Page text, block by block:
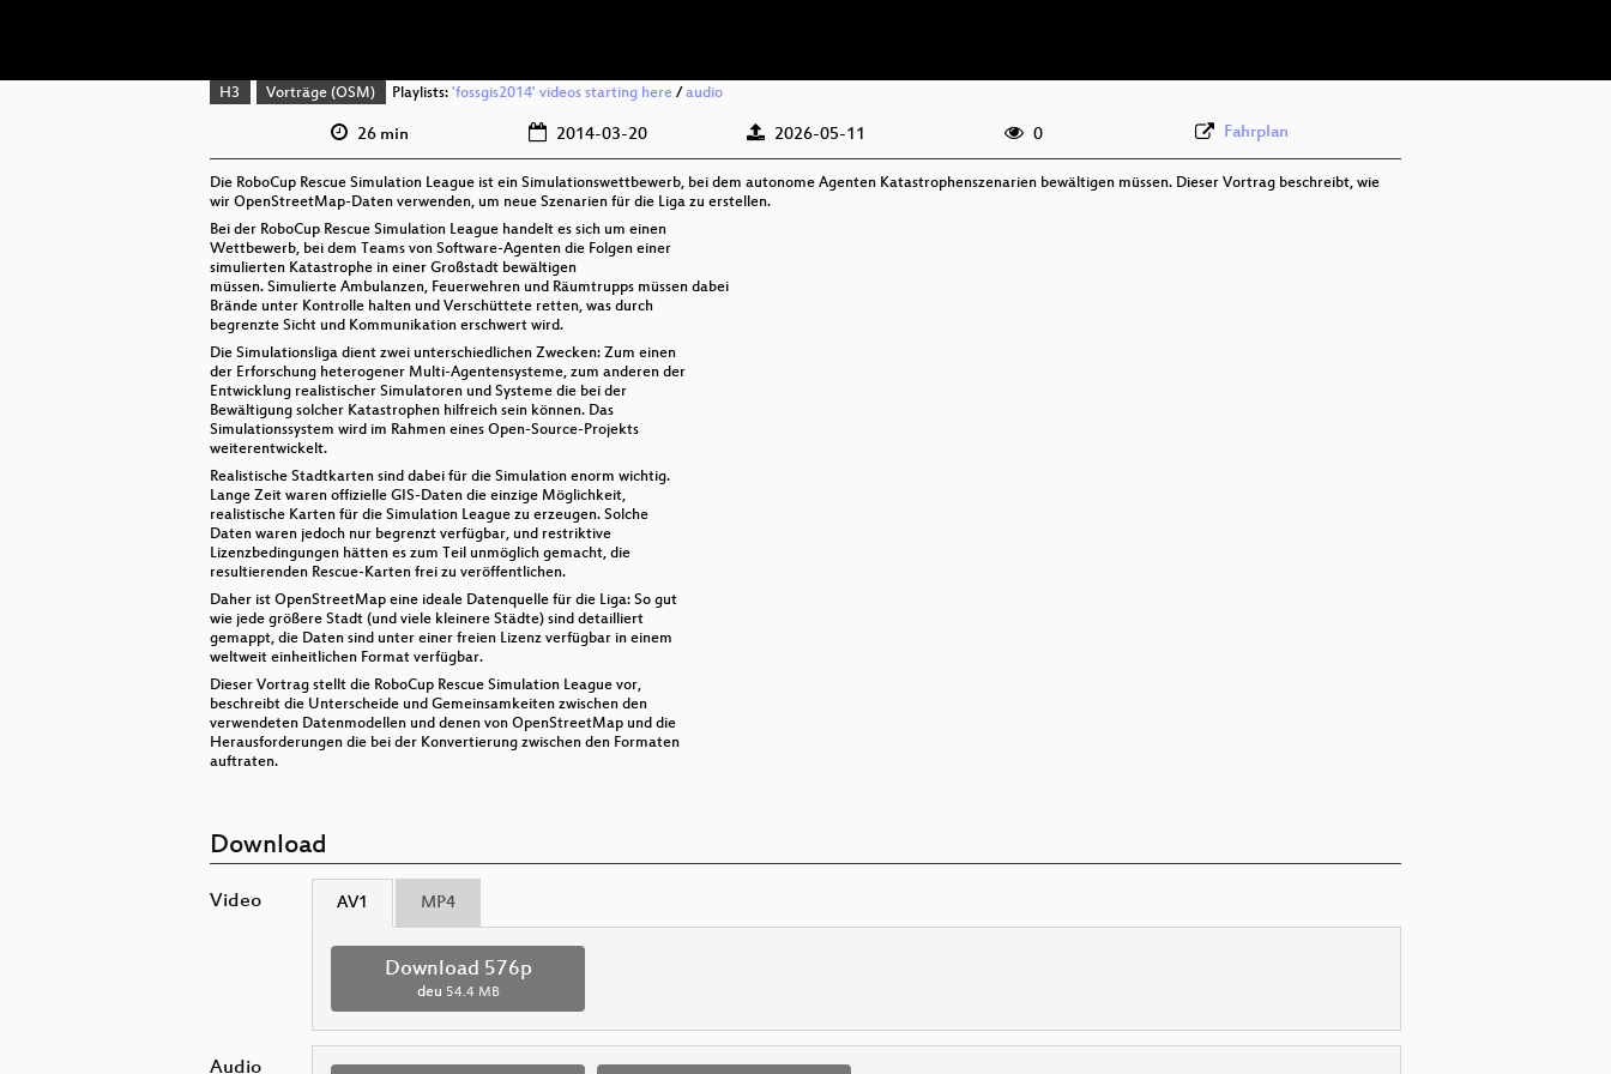
H3 Vorträge (OSM) Playlists: 'fossgis2014' videos starting here/ audio
26 min 2014-03-20 2026-05-11 0 Fahrplan
Die RoboCup Rescue Simulation League ist ein Simulationswettbewerb, bei dem autonome Agenten Katastrophenszenarien bewältigen müssen. Dieser Vortrag beschreibt, wie
wir OpenStreetMap-Daten verwenden, um neue Szenarien für die Liga zu erstellen.
Bei der RoboCup Rescue Simulation League handelt es sich um einen
Wettbewerb, bei dem Teams von Software-Agenten die Folgen einer
simulierten Katastrophe in einer Großstadt bewältigen
müssen. Simulierte Ambulanzen, Feuerwehren und Räumtrupps müssen dabei
Brände unter Kontrolle halten und Verschüttete retten, was durch
begrenzte Sicht und Kommunikation erschwert wird.
Die Simulationsliga dient zwei unterschiedlichen Zwecken: Zum einen
der Erforschung heterogener Multi-Agentensysteme, zum anderen der
Entwicklung realistischer Simulatoren und Systeme die bei der
Bewältigung solcher Katastrophen hilfreich sein können. Das
Simulationssystem wird im Rahmen eines Open-Source-Projekts
weiterentwickelt.
Realistische Stadtkarten sind dabei für die Simulation enorm wichtig.
Lange Zeit waren offizielle GIS-Daten die einzige Möglichkeit,
realistische Karten für die Simulation League zu erzeugen. Solche
Daten waren jedoch nur begrenzt verfügbar, und restriktive
Lizenzbedingungen hätten es zum Teil unmöglich gemacht, die
resultierenden Rescue-Karten frei zu veröffentlichen.
Daher ist OpenStreetMap eine ideale Datenquelle für die Liga: So gut
wie jede größere Stadt (und viele kleinere Städte) sind detailliert
gemappt, die Daten sind unter einer freien Lizenz verfügbar in einem
weltweit einheitlichen Format verfügbar.
Dieser Vortrag stellt die RoboCup Rescue Simulation League vor,
beschreibt die Unterscheide und Gemeinsamkeiten zwischen den
verwendeten Datenmodellen und denen von OpenStreetMap und die
Herausforderungen die bei der Konvertierung zwischen den Formaten
auftraten.
Download
Video AV1 MP4
Download 576p
deu 54.4 MB
Audio